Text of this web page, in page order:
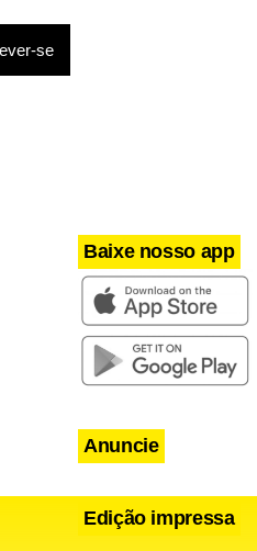
Baixe nosso app
Anuncie
Edição impressa